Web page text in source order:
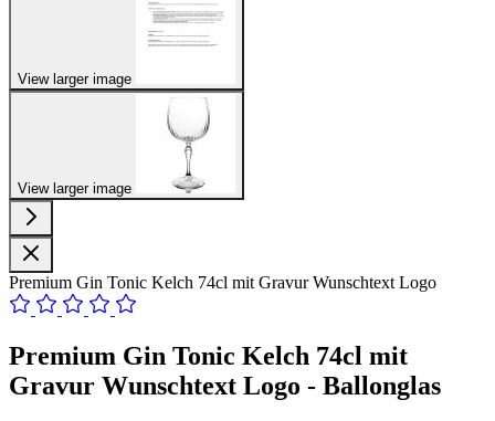
View larger image
View larger image
Premium Gin Tonic Kelch 74cl mit Gravur Wunschtext Logo
Premium Gin Tonic Kelch 74cl mit
Gravur Wunschtext Logo - Ballonglas